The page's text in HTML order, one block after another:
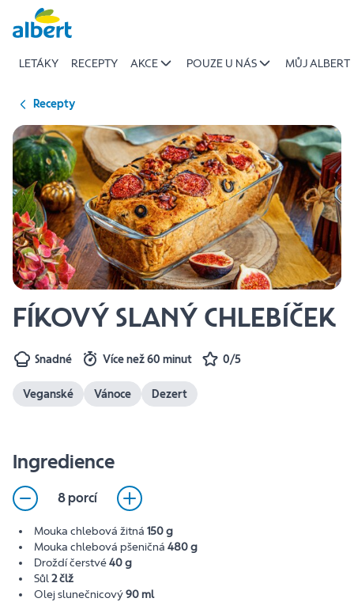
Přeskočit
LETÁKY RECEPTY AKCE POUZE U NÁS MŮJ ALBERT
Recepty
FÍKOVÝ SLANÝ CHLEBÍČEK
Snadné Více než 60 minut 0/5
Veganské Vánoce Dezert
Ingredience
8 porcí
Mouka chlebová žitná 150 g
Mouka chlebová pšeničná 480 g
Droždí čerstvé40 g
Sůl2 člž
Olej slunečnicový90 ml